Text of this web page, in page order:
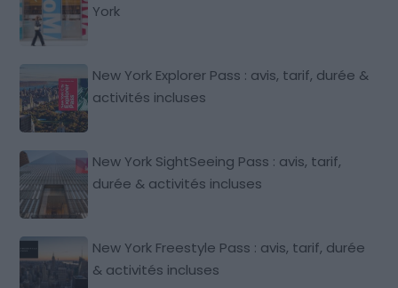
York
New York Explorer Pass : avis, tarif, durée &
activités incluses
New York SightSeeing Pass : avis, tarif,
durée & activités incluses
New York Freestyle Pass : avis, tarif, durée
& activités incluses